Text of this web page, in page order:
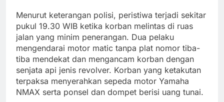
Menurut keterangan polisi, peristiwa terjadi sekitar
pukul 19.30 WIB ketika korban melintas di ruas
jalan yang minim penerangan. Dua pelaku
mengendarai motor matic tanpa plat nomor tiba-
tiba mendekat dan mengancam korban dengan
senjata api jenis revolver. Korban yang ketakutan
terpaksa menyerahkan sepeda motor Yamaha
NMAX serta ponsel dan dompet berisi uang tunai.